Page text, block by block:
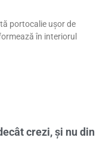
portocalie ușor de
în interiorul
crezi, și nu din